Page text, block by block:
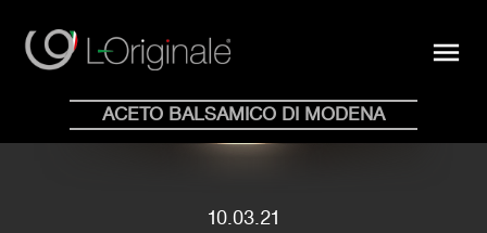
menu
close
ACETO BALSAMICO DI MODENA
10.03.21